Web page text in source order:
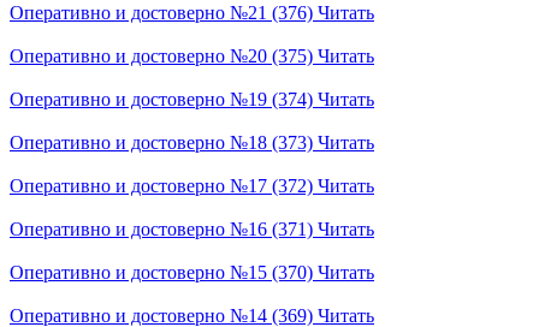
Оперативно и достоверно №21 (376) Читать
Оперативно и достоверно №20 (375) Читать
Оперативно и достоверно №19 (374) Читать
Оперативно и достоверно №18 (373) Читать
Оперативно и достоверно №17 (372) Читать
Оперативно и достоверно №16 (371) Читать
Оперативно и достоверно №15 (370) Читать
Оперативно и достоверно №14 (369) Читать